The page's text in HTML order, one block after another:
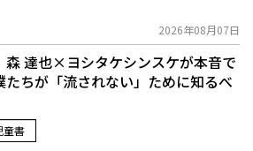
2026年08月07日
森 達也×ヨシタケシンスケが本音で
たちが「流されない」ために知るべ
童書